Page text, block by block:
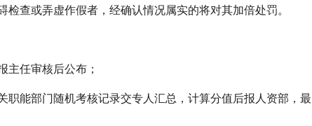
查或弄虚作假者，经确认情况属实的将对其加倍处罚。
主任审核后公布；
职能部门随机考核记录交专人汇总，计算分值后报人资部，最